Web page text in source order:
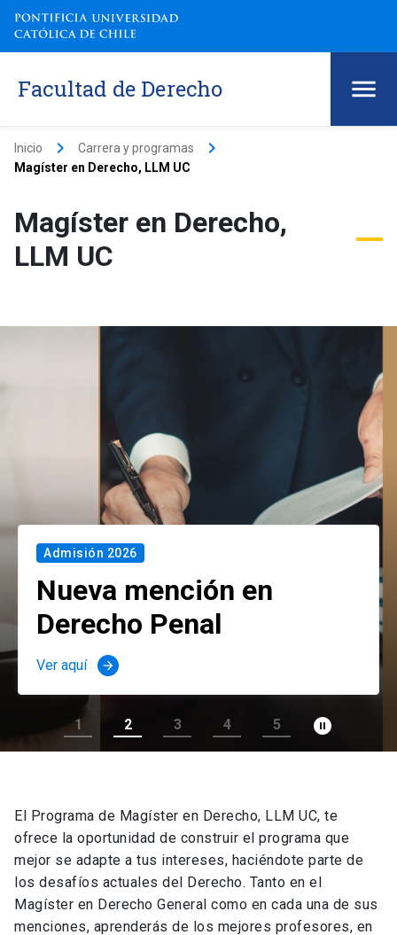
Facultad de Derecho
Inicio keyboard_arrow_right Carrera y programas keyboard_arrow_right
Magíster en Derecho, LLM UC
Magíster en Derecho,
LLM UC
Admisión 2026
Nueva mención en
Derecho Penal
Ver aquí arrow_forward
1 2 3 4 5 pause_circle_filled
El Programa de Magíster en Derecho, LLM UC, te
ofrece la oportunidad de construir el programa que
mejor se adapte a tus intereses, haciéndote parte de
los desafíos actuales del Derecho. Tanto en el
Magíster en Derecho General como en cada una de sus
menciones, aprenderás de los mejores profesores, en